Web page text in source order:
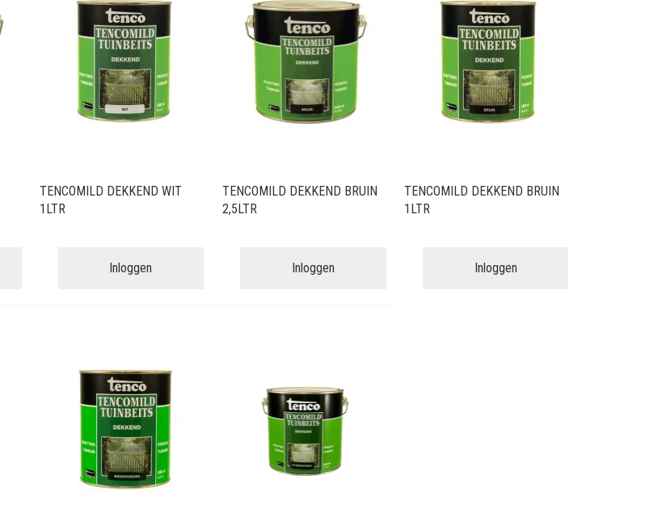
TENCOMILD DEKKEND WIT
1LTR
Inloggen
TENCOMILD DEKKEND BRUIN
2,5LTR
Inloggen
TENCOMILD DEKKEND BRUIN
1LTR
Inloggen